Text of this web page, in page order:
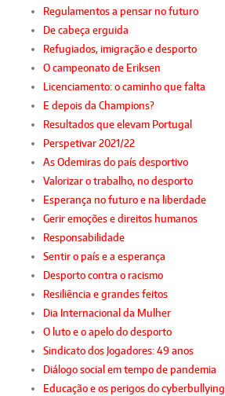
Regulamentos a pensar no futuro
De cabeça erguida
Refugiados, imigração e desporto
O campeonato de Eriksen
Licenciamento: o caminho que falta
E depois da Champions?
Resultados que elevam Portugal
Perspetivar 2021/22
As Odemiras do país desportivo
Valorizar o trabalho, no desporto
Esperança no futuro e na liberdade
Gerir emoções e direitos humanos
Responsabilidade
Sentir o país e a esperança
Desporto contra o racismo
Resiliência e grandes feitos
Dia Internacional da Mulher
O luto e o apelo do desporto
Sindicato dos Jogadores: 49 anos
Diálogo social em tempo de pandemia
Educação e os perigos do cyberbullying